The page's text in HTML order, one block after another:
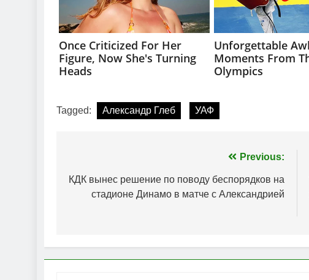
Tagged: Александр Глеб УАФ
записів
Previous:
КДК вынес решение по поводу беспорядков на
стадионе Динамо в матче с Александрией